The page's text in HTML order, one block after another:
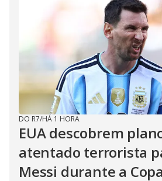
DO R7/HÁ 1 HORA
EUA descobrem
atentado terrorista
Messi durante a